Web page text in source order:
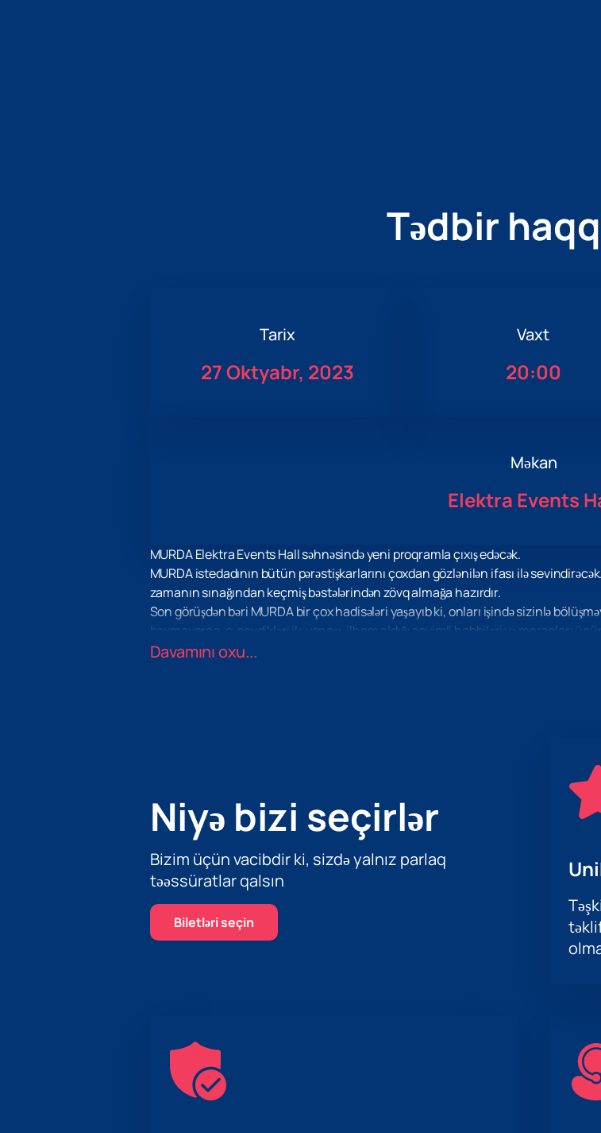
Tədbir
Tarix
27 Oktyabr, 2023
Vaxt
20:00
Məkan
Elektra Events
MURDA Elektra Events Hall səhnəsində yeni proqramla çıxış edəcək.
MURDA istedadının bütün pərəstişkarlarını çoxdan gözlənilən ifası ilə
zamanın sınağından keçmiş bəstələrindən zövq almağa hazırdır.
Son görüşdən bəri MURDA bir çox hadisələri yaşayıb ki, onları işində sizinlə
baxmayaraq, o, sevdikləri ilə yanaşı, ilham aldığı sevimli hobbiləri və maraqları üçün
Tələsin və özünüzü birinci dərəcəli şou ilə sevindirin! Müsbət emosiyaların
Davamını oxu...
Niyə bizi seçirlər
Bizim üçün vacibdir ki, sizdə yalnız parlaq
təəssüratlar qalsın
Biletləri seçin